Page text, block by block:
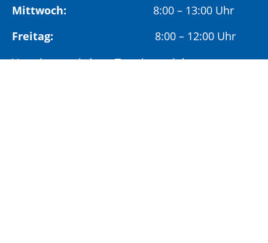
Mittwoch: 8:00 – 13:00 Uhr
Freitag:
8:00 – 12:00 Uhr
Vormittags wird um Terminvereinbarung